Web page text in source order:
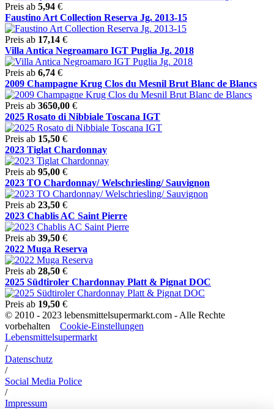
Preis ab 5,94 €
Faustino Art Collection Reserva Jg. 2013-15
Preis ab 17,14 €
Villa Antica Negroamaro IGT Puglia Jg. 2018
Preis ab 6,74 €
2009 Champagne Krug Clos du Mesnil Brut Blanc de Blancs
Preis ab 3650,00 €
2025 Rosato di Nibbiale Toscana IGT
Preis ab 15,50 €
2023 Tiglat Chardonnay
Preis ab 95,00 €
2023 TO Chardonnay/ Welschriesling/ Sauvignon
Preis ab 23,50 €
2023 Chablis AC Saint Pierre
Preis ab 39,50 €
2022 Muga Reserva
Preis ab 28,50 €
2025 Südtiroler Chardonnay Platt & Pignat DOC
Preis ab 19,50 €
© 2010 - 2023 lebensmittelsupermarkt.com - Alle Rechte
vorbehalten Cookie-Einstellungen
Lebensmittelsupermarkt
/
Datenschutz
/
Social Media Police
/
Impressum